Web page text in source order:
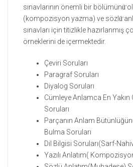
sınavlarının önemli bir bölümünü̈
(kompozisyon yazma) ve sözlü̈
sınavları için titizlikle hazırlanmış
örneklerini de içermektedir.
Çeviri Soruları
Paragraf Soruları
Diyalog Soruları
Cümleye Anlamca En
Soruları
Parçanın Anlam
Bulma Soruları
Dil Bilgisi Soruları(Sarf-
Yazılı Anlatım(